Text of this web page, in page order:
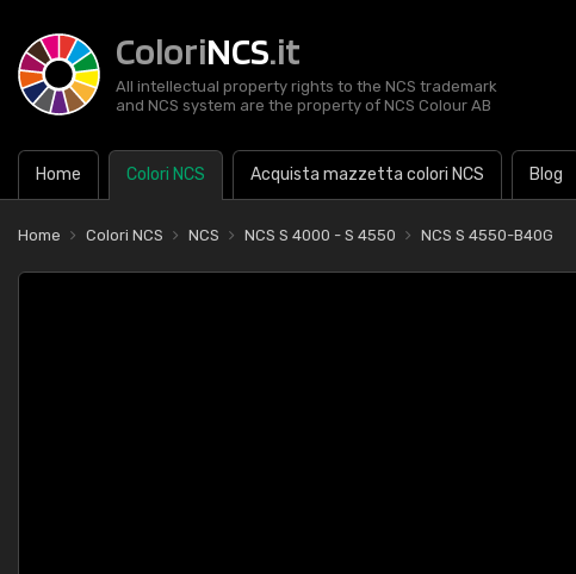
ColoriNCS.it
All intellectual property rights to the NCS trademark
and NCS system are the property of NCS Colour AB
Home Colori NCS Acquista mazzetta colori NCS Blog
Home Colori NCS NCS NCS S 4000 - S 4550 NCS S 4550-B40G